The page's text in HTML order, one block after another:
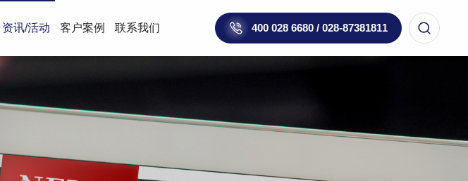
400 028 6680 / 028-87381811
资讯/活动 客户案例 联系我们